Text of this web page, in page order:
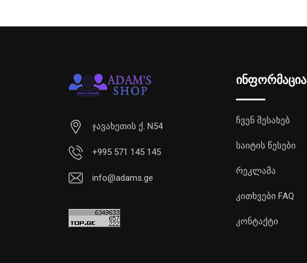
ჯავახეთის ქ. N54
+995 571 145 145
info@adams.ge
ინფორმაცია
ჩვენ შესახებ
საიტის წესები
რეკლამა
კითხვები FAQ
კონტაქტი